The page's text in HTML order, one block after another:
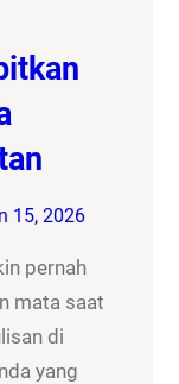
15, 2026
pernah
mata saat
di
yang